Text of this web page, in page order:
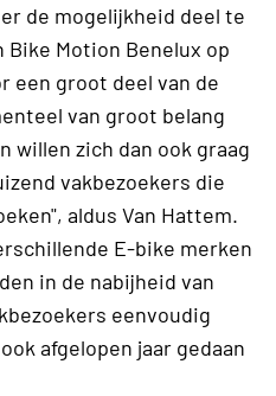
de mogelijkheid deel te
Bike Motion Benelux op
een groot deel van de
van groot belang
willen zich dan ook graag
vakbezoekers die
aldus Van Hattem.
E-bike merken
in de nabijheid van
eenvoudig
afgelopen jaar gedaan